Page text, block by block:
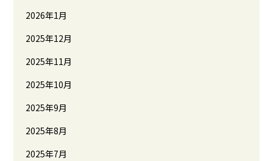
2026年1月
2025年12月
2025年11月
2025年10月
2025年9月
2025年8月
2025年7月